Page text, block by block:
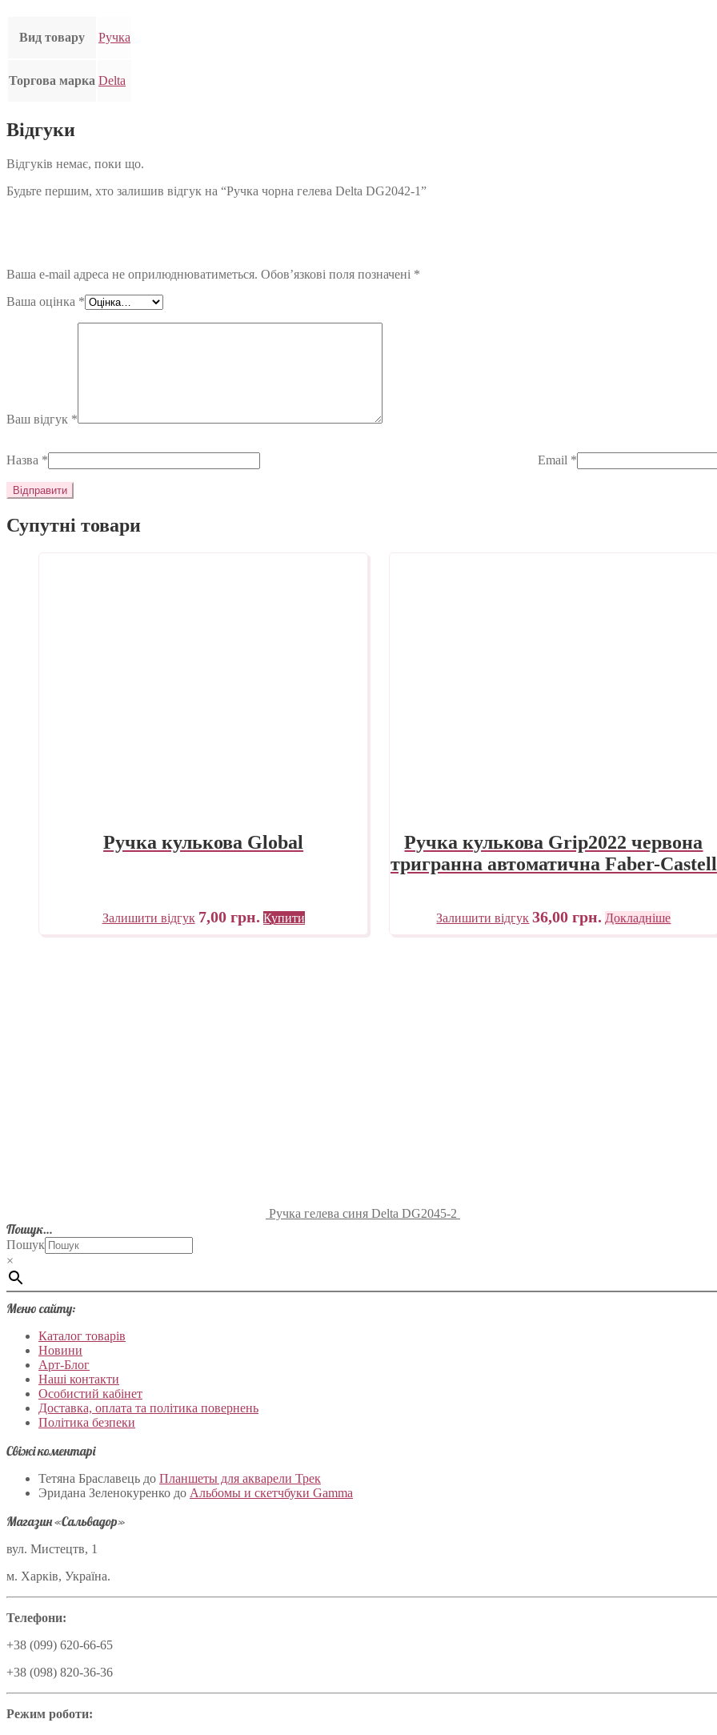
Вид товару Ручка
Торгова марка Delta
Відгуки
Відгуків немає, поки що.
Будьте першим, хто залишив відгук на “Ручка чорна гелева Delta DG2042-1”
Ваша e-mail адреса не оприлюднюватиметься. Обов’язкові поля позначені *
Ваша оцінка *
Ваш відгук *
Назва * Email *
Супутні товари
Ручка кулькова Global
Залишити відгук 7,00 грн. Купити
Ручка кулькова Grip2022 червона
тригранна автоматична Faber-Castell
Залишити відгук 36,00грн. Докладніше
Ручка гелева синя Delta DG2045-2
Пошук…
Пошук
×
Меню сайту:
Каталог товарів
Новини
Арт-Блог
Наші контакти
Особистий кабінет
Доставка, оплата та політика повернень
Політика безпеки
Свіжі коментарі
Тетяна Браславець до Планшеты для акварели Трек
Эридана Зеленокуренко до Альбомы и скетчбуки Gamma
Магазин «Сальвадор»
вул. Мистецтв, 1
м. Харків, Україна.
Телефони:
+38 (099) 620-66-65
+38 (098) 820-36-36
Режим роботи: